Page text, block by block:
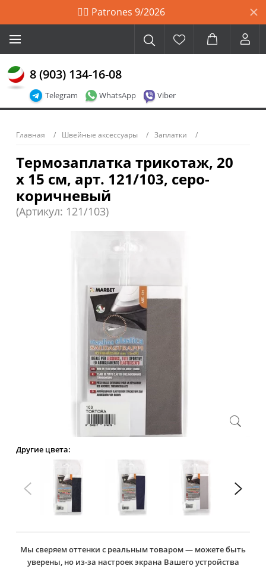
🙋‍♀️ Patrones 9/2026
Telegram WhatsApp Viber
8 (903) 134-16-08
Главная Швейные аксессуары Заплатки
Термозаплатка трикотаж, 20
х 15 см, арт. 121/103, серо-
коричневый
(Артикул: 121/103)
Другие цвета:
Мы сверяем оттенки с реальным товаром — можете быть
уверены, но из-за настроек экрана Вашего устройства